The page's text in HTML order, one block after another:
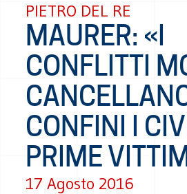
PIETRO DEL RE
MAURER: «I
CONFLITTI
CONFINI I
PRIME
17 Agosto 2016